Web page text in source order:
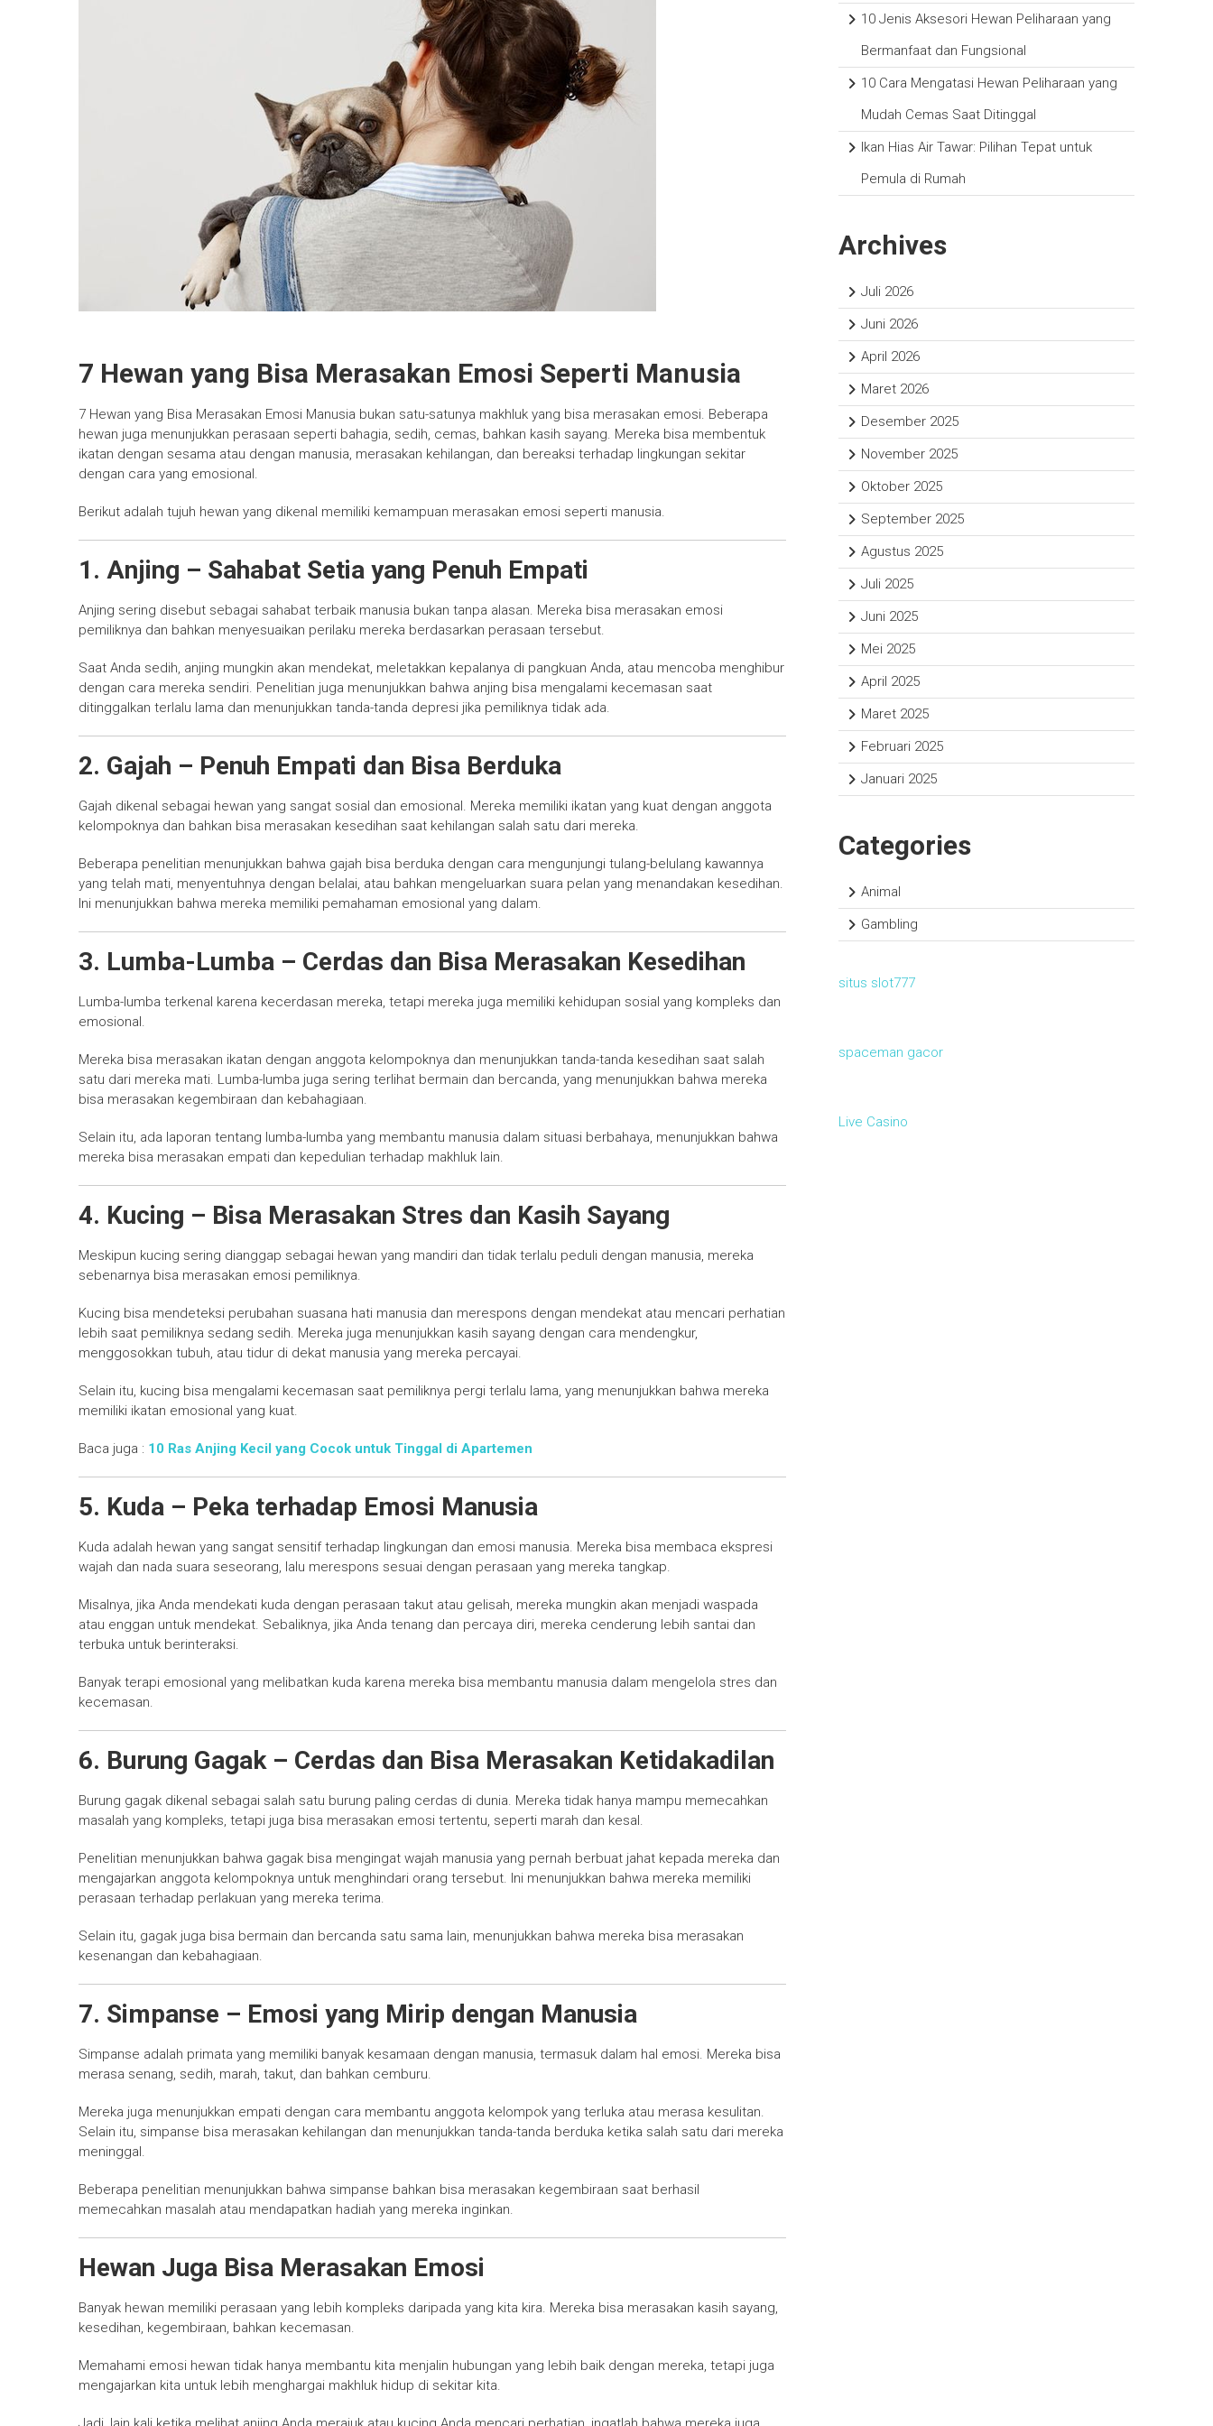
7 Hewan yang Bisa Merasakan Emosi Seperti Manusia
7 Hewan yang Bisa Merasakan Emosi Manusia bukan satu-satunya makhluk yang bisa merasakan emosi. Beberapa
hewan juga menunjukkan perasaan seperti bahagia, sedih, cemas, bahkan kasih sayang. Mereka bisa membentuk
ikatan dengan sesama atau dengan manusia, merasakan kehilangan, dan bereaksi terhadap lingkungan sekitar
dengan cara yang emosional.
Berikut adalah tujuh hewan yang dikenal memiliki kemampuan merasakan emosi seperti manusia.
1. Anjing – Sahabat Setia yang Penuh Empati
Anjing sering disebut sebagai sahabat terbaik manusia bukan tanpa alasan. Mereka bisa merasakan emosi
pemiliknya dan bahkan menyesuaikan perilaku mereka berdasarkan perasaan tersebut.
Saat Anda sedih, anjing mungkin akan mendekat, meletakkan kepalanya di pangkuan Anda, atau mencoba menghibur
dengan cara mereka sendiri. Penelitian juga menunjukkan bahwa anjing bisa mengalami kecemasan saat
ditinggalkan terlalu lama dan menunjukkan tanda-tanda depresi jika pemiliknya tidak ada.
2. Gajah – Penuh Empati dan Bisa Berduka
Gajah dikenal sebagai hewan yang sangat sosial dan emosional. Mereka memiliki ikatan yang kuat dengan anggota
kelompoknya dan bahkan bisa merasakan kesedihan saat kehilangan salah satu dari mereka.
Beberapa penelitian menunjukkan bahwa gajah bisa berduka dengan cara mengunjungi tulang-belulang kawannya
yang telah mati, menyentuhnya dengan belalai, atau bahkan mengeluarkan suara pelan yang menandakan kesedihan.
Ini menunjukkan bahwa mereka memiliki pemahaman emosional yang dalam.
3. Lumba-Lumba – Cerdas dan Bisa Merasakan Kesedihan
Lumba-lumba terkenal karena kecerdasan mereka, tetapi mereka juga memiliki kehidupan sosial yang kompleks dan
emosional.
Mereka bisa merasakan ikatan dengan anggota kelompoknya dan menunjukkan tanda-tanda kesedihan saat salah
satu dari mereka mati. Lumba-lumba juga sering terlihat bermain dan bercanda, yang menunjukkan bahwa mereka
bisa merasakan kegembiraan dan kebahagiaan.
Selain itu, ada laporan tentang lumba-lumba yang membantu manusia dalam situasi berbahaya, menunjukkan bahwa
mereka bisa merasakan empati dan kepedulian terhadap makhluk lain.
4. Kucing – Bisa Merasakan Stres dan Kasih Sayang
Meskipun kucing sering dianggap sebagai hewan yang mandiri dan tidak terlalu peduli dengan manusia, mereka
sebenarnya bisa merasakan emosi pemiliknya.
Kucing bisa mendeteksi perubahan suasana hati manusia dan merespons dengan mendekat atau mencari perhatian
lebih saat pemiliknya sedang sedih. Mereka juga menunjukkan kasih sayang dengan cara mendengkur,
menggosokkan tubuh, atau tidur di dekat manusia yang mereka percayai.
Selain itu, kucing bisa mengalami kecemasan saat pemiliknya pergi terlalu lama, yang menunjukkan bahwa mereka
memiliki ikatan emosional yang kuat.
Baca juga : 10 Ras Anjing Kecil yang Cocok untuk Tinggal di Apartemen
5. Kuda – Peka terhadap Emosi Manusia
Kuda adalah hewan yang sangat sensitif terhadap lingkungan dan emosi manusia. Mereka bisa membaca ekspresi
wajah dan nada suara seseorang, lalu merespons sesuai dengan perasaan yang mereka tangkap.
Misalnya, jika Anda mendekati kuda dengan perasaan takut atau gelisah, mereka mungkin akan menjadi waspada
atau enggan untuk mendekat. Sebaliknya, jika Anda tenang dan percaya diri, mereka cenderung lebih santai dan
terbuka untuk berinteraksi.
Banyak terapi emosional yang melibatkan kuda karena mereka bisa membantu manusia dalam mengelola stres dan
kecemasan.
6. Burung Gagak – Cerdas dan Bisa Merasakan Ketidakadilan
Burung gagak dikenal sebagai salah satu burung paling cerdas di dunia. Mereka tidak hanya mampu memecahkan
masalah yang kompleks, tetapi juga bisa merasakan emosi tertentu, seperti marah dan kesal.
Penelitian menunjukkan bahwa gagak bisa mengingat wajah manusia yang pernah berbuat jahat kepada mereka dan
mengajarkan anggota kelompoknya untuk menghindari orang tersebut. Ini menunjukkan bahwa mereka memiliki
perasaan terhadap perlakuan yang mereka terima.
Selain itu, gagak juga bisa bermain dan bercanda satu sama lain, menunjukkan bahwa mereka bisa merasakan
kesenangan dan kebahagiaan.
7. Simpanse – Emosi yang Mirip dengan Manusia
Simpanse adalah primata yang memiliki banyak kesamaan dengan manusia, termasuk dalam hal emosi. Mereka bisa
merasa senang, sedih, marah, takut, dan bahkan cemburu.
Mereka juga menunjukkan empati dengan cara membantu anggota kelompok yang terluka atau merasa kesulitan.
Selain itu, simpanse bisa merasakan kehilangan dan menunjukkan tanda-tanda berduka ketika salah satu dari mereka
meninggal.
Beberapa penelitian menunjukkan bahwa simpanse bahkan bisa merasakan kegembiraan saat berhasil
memecahkan masalah atau mendapatkan hadiah yang mereka inginkan.
Hewan Juga Bisa Merasakan Emosi
Banyak hewan memiliki perasaan yang lebih kompleks daripada yang kita kira. Mereka bisa merasakan kasih sayang,
kesedihan, kegembiraan, bahkan kecemasan.
Memahami emosi hewan tidak hanya membantu kita menjalin hubungan yang lebih baik dengan mereka, tetapi juga
mengajarkan kita untuk lebih menghargai makhluk hidup di sekitar kita.
10 Jenis Aksesori Hewan Peliharaan yang
Bermanfaat dan Fungsional
10 Cara Mengatasi Hewan Peliharaan yang
Mudah Cemas Saat Ditinggal
Ikan Hias Air Tawar: Pilihan Tepat untuk
Pemula di Rumah
Archives
Juli 2026
Juni 2026
April 2026
Maret 2026
Desember 2025
November 2025
Oktober 2025
September 2025
Agustus 2025
Juli 2025
Juni 2025
Mei 2025
April 2025
Maret 2025
Februari 2025
Januari 2025
Categories
Animal
Gambling
situs slot777
spaceman gacor
Live Casino